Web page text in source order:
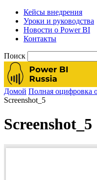
Кейсы внедрения
Уроки и руководства
Новости о Power BI
Контакты
Поиск
Домой Полная оцифровка
Screenshot_5
Screenshot_5